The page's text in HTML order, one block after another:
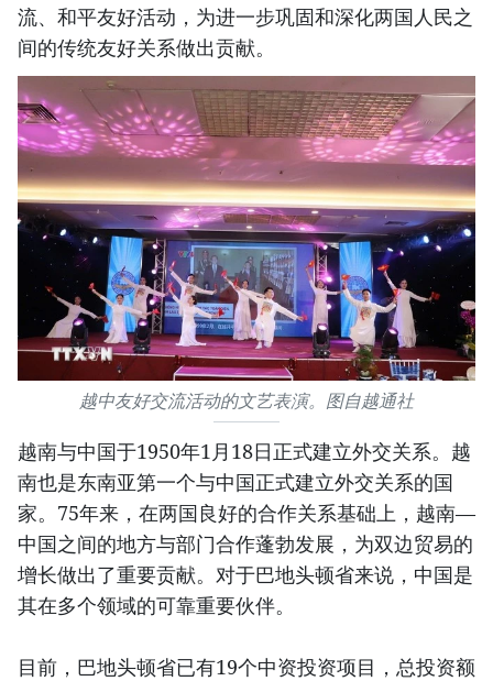
流、和平友好活动，为进一步巩固和深化两国人民之
间的传统友好关系做出贡献。
越中友好交流活动的文艺表演。图自越通社
越南与中国于1950年1月18日正式建立外交关系。越
南也是东南亚第一个与中国正式建立外交关系的国
家。75年来，在两国良好的合作关系基础上，越南—
中国之间的地方与部门合作蓬勃发展，为双边贸易的
增长做出了重要贡献。对于巴地头顿省来说，中国是
其在多个领域的可靠重要伙伴。
目前，巴地头顿省已有19个中资投资项目，总投资额